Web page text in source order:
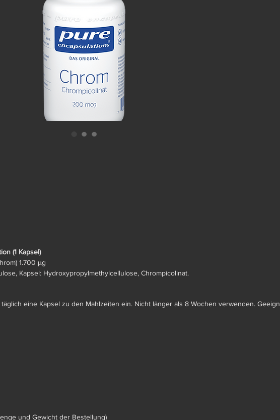
(1 Kapsel)
1.700 µg
Kapsel: Hydroxypropylmethylcellulose, Chrompicolinat.
täglich eine Kapsel zu den Mahlzeiten ein. Nicht länger als 8 Wochen verwenden.
und Gewicht der Bestellung)